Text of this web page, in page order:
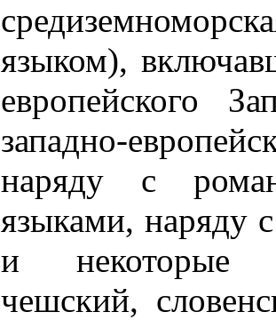
языком),
европейского
западно-
наряду с
языками, наряду
и некоторые
чешский,